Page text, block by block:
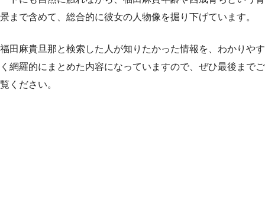
景まで含めて、総合的に彼女の人物像を掘り下げています。
福田麻貴旦那と検索した人が知りたかった情報を、わかりやす
く網羅的にまとめた内容になっていますので、ぜひ最後までご
覧ください。